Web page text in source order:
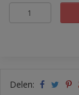
Delen: